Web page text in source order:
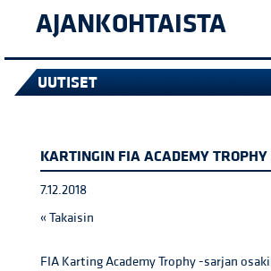
AJANKOHTAISTA
UUTISET
KARTINGIN FIA ACADEMY
7.12.2018
« Takaisin
FIA Karting Academy Trophy -sarjan